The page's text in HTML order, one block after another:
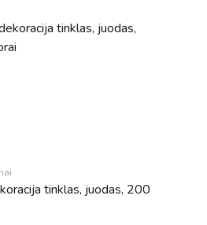
on
tinklas, juodas, 200